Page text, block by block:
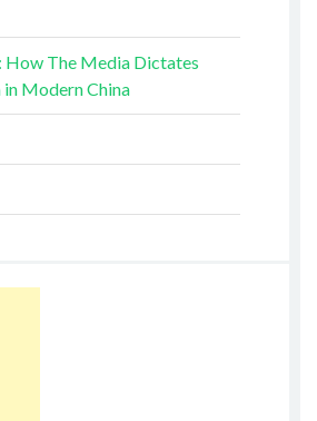
How The Media Dictates
Modern China